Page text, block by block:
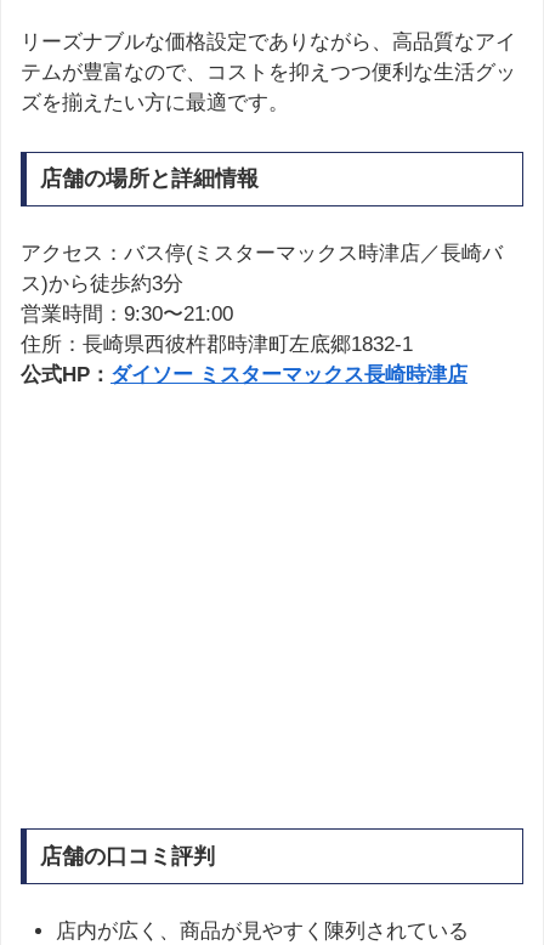
リーズナブルな価格設定でありながら、高品質なアイ
テムが豊富なので、コストを抑えつつ便利な生活グッ
ズを揃えたい方に最適です。
店舗の場所と詳細情報
アクセス：バス停(ミスターマックス時津店／長崎バ
ス)から徒歩約3分
営業時間：9:30〜21:00
住所：長崎県西彼杵郡時津町左底郷1832-1
公式HP： ダイソー ミスターマックス長崎時津店
店舗の口コミ評判
店内が広く、商品が見やすく陳列されている